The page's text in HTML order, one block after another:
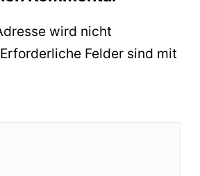
wird nicht
Erforderliche Felder sind mit